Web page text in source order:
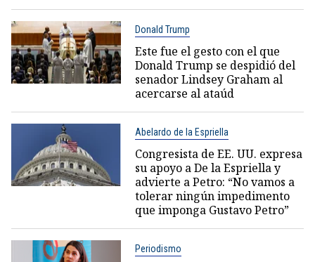
Donald Trump
Este fue el gesto con el que
Donald Trump se despidió del
senador Lindsey Graham al
acercarse al ataúd
Abelardo de la Espriella
Congresista de EE. UU. expresa
su apoyo a De la Espriella y
advierte a Petro: “No vamos a
tolerar ningún impedimento
que imponga Gustavo Petro”
Periodismo